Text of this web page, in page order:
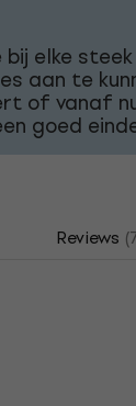
elke
aan te
of vanaf
goed
Reviews